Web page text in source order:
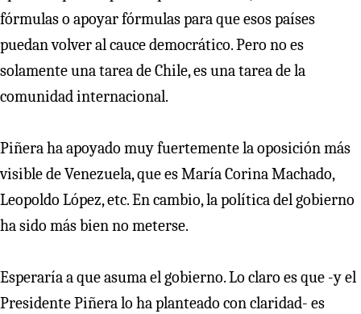
fórmulas o apoyar fórmulas para que esos países
puedan volver al cauce democrático. Pero no es
solamente una tarea de Chile, es una tarea de la
comunidad internacional.
Piñera ha apoyado muy fuertemente la oposición más
visible de Venezuela, que es María Corina Machado,
Leopoldo López, etc. En cambio, la política del gobierno
ha sido más bien no meterse.
Esperaría a que asuma el gobierno. Lo claro es que -y el
Presidente Piñera lo ha planteado con claridad- es